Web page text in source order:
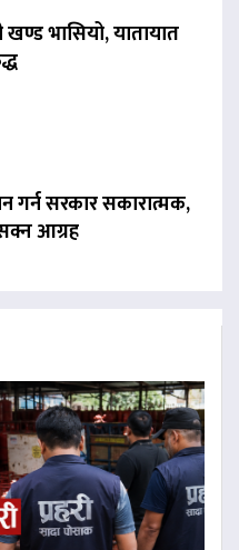
खण्ड भासियो, यातायात
गर्न सरकार सकारात्मक,
आग्रह